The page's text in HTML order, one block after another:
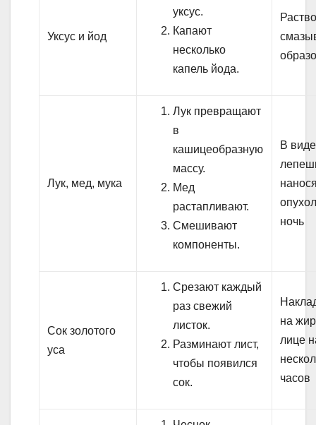
Уксус и йод
уксус.
Капают
несколько
капель йода.
Лук, мед, мука
Лук превращают
в
кашицеобразную
массу.
Мед
растапливают.
Смешивают
компоненты.
В виде
ночь
Сок золотого
уса
Срезают каждый
раз свежий
листок.
Разминают лист,
чтобы появился
сок.
на
лице
часов